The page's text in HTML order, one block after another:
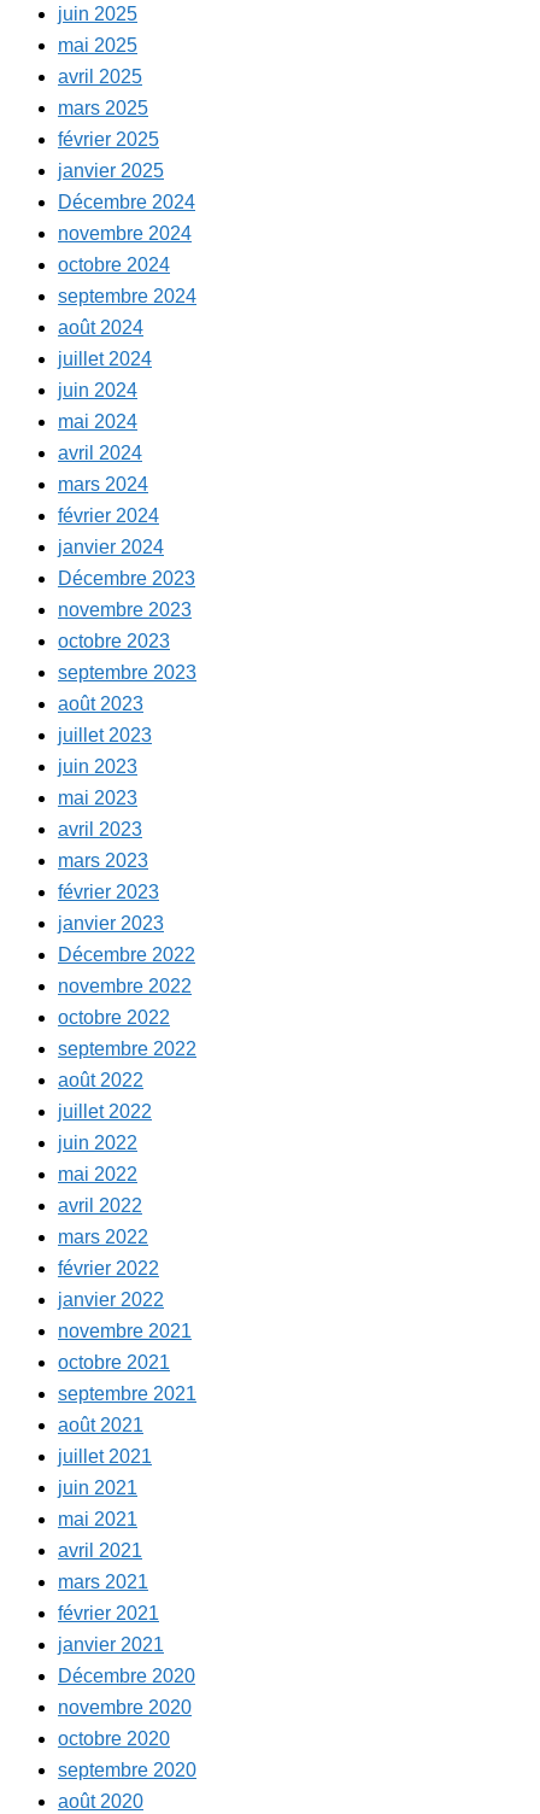
juin 2025
mai 2025
avril 2025
mars 2025
février 2025
janvier 2025
Décembre 2024
novembre 2024
octobre 2024
septembre 2024
août 2024
juillet 2024
juin 2024
mai 2024
avril 2024
mars 2024
février 2024
janvier 2024
Décembre 2023
novembre 2023
octobre 2023
septembre 2023
août 2023
juillet 2023
juin 2023
mai 2023
avril 2023
mars 2023
février 2023
janvier 2023
Décembre 2022
novembre 2022
octobre 2022
septembre 2022
août 2022
juillet 2022
juin 2022
mai 2022
avril 2022
mars 2022
février 2022
janvier 2022
novembre 2021
octobre 2021
septembre 2021
août 2021
juillet 2021
juin 2021
mai 2021
avril 2021
mars 2021
février 2021
janvier 2021
Décembre 2020
novembre 2020
octobre 2020
septembre 2020
août 2020